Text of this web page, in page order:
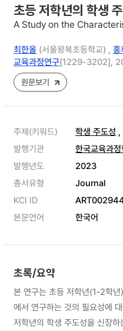
초등 저학년의 학생
A Study on the
최한올 (서울왕북초등학교) , 홍
교육과정연구[1229-3202],
원문보기
주제(키워드) 학생 주도성 ,
발행기관
한국교육과정
발행년도
2023
총서유형
Journal
KCI ID
본문언어
한국어
초록/요약
본 연구는 초등 저학년(1-2학
에서 연구하는 것의 필요성에
저학년의 학생 주도성을 신장